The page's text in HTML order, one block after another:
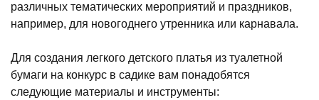
различных тематических мероприятий и праздников,
например, для новогоднего утренника или карнавала.
Для создания легкого детского платья из туалетной
бумаги на конкурс в садике вам понадобятся
следующие материалы и инструменты: